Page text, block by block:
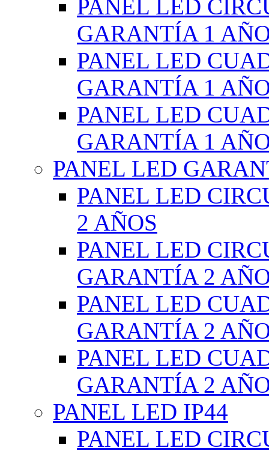
PANEL LED
GARANTÍA 1
PANEL LED
GARANTÍA 1
PANEL LED
GARANTÍA 1
PANEL LED
PANEL LED
2 AÑOS
PANEL LED
GARANTÍA 2
PANEL LED
GARANTÍA 2
PANEL LED
GARANTÍA 2
PANEL LED IP44
PANEL LED